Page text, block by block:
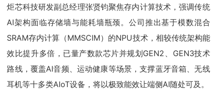
炬芯科技研发副总经理张贤钧聚焦存内计算技术，强调传统
AI架构面临存储墙与能耗墙瓶颈。公司推出基于模数混合
SRAM存内计算（MMSCIM）的NPU技术，相较传统架构能
效比提升多倍，已量产数款芯片并规划GEN2、GEN3技术
路线，覆盖AI音频、运动健康等场景，支撑蓝牙音箱、无线
耳机等十多类AIoT设备，将以极致能效让端侧AI随处可及。